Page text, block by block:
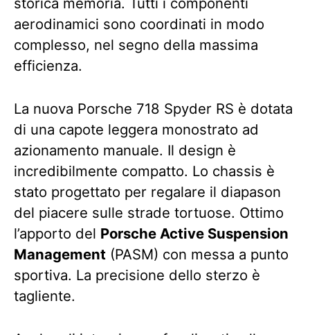
aerodinamici sono coordinati in modo
complesso, nel segno della massima
efficienza.
La nuova Porsche 718 Spyder RS ​​è dotata
di una capote leggera monostrato ad
azionamento manuale. Il design è
incredibilmente compatto. Lo chassis è
stato progettato per regalare il diapason
del piacere sulle strade tortuose. Ottimo
l’apporto del Porsche Active Suspension
Management (PASM) con messa a punto
sportiva. La precisione dello sterzo è
tagliente.